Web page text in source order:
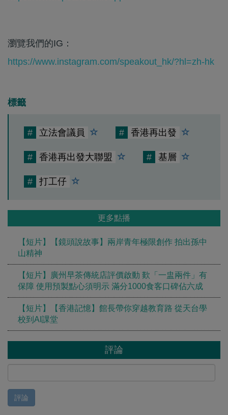
瀏覽我們的IG：
https://www.instagram.com/speakout_hk/?hl=zh-hk
標籤
# 立法會議員 # 香港再出發
# 香港再出發大聯盟 # 基層
# 打工仔
更多點播
【短片】【鏡頭說故事】兩岸青年極限創作 拍出孫中
山精神
【短片】廣州早茶傳統店評價啟動 歎「一盅兩件」有
保障 使用預製點心須明示 滿分1000食客口碑佔六成
【短片】【香港記憶】館長帶你穿越教育路 從天台學
校到AI課堂
評論
評論